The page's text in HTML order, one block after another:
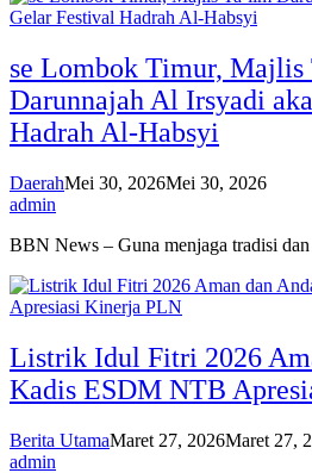
se Lombok Timur, Majlis
Darunnajah Al Irsyadi
Hadrah Al-Habsyi
DaerahMei 30, 2026Mei 30, 2026
admin
BBN News – Guna menjaga tradisi
Listrik Idul Fitri 2026
Kadis ESDM NTB
Berita UtamaMaret 27, 2026Maret 27,
admin